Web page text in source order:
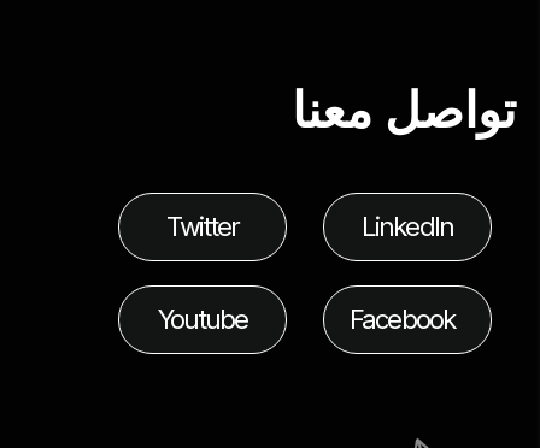
تواصل معنا
LinkedIn
Twitter
Facebook
Youtube